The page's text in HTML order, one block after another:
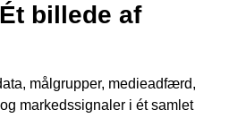
Ét billede af
målgrupper, medieadfærd,
markedssignaler i ét samlet